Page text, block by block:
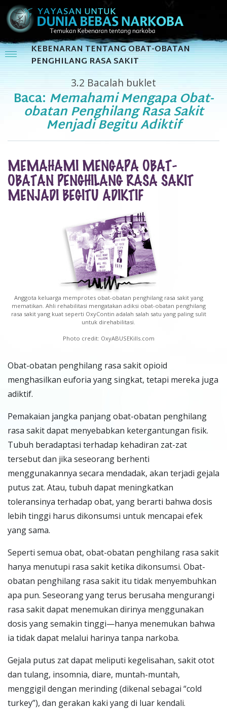
KEBENARAN TENTANG OBAT-OBATAN
PENGHILANG RASA SAKIT
3.2 Bacalah buklet
Baca: Memahami Mengapa Obat-
obatan Penghilang Rasa Sakit
Menjadi Begitu Adiktif
MEMAHAMI MENGAPA OBAT-
OBATAN PENGHILANG RASA SAKIT
MENJADI BEGITU ADIKTIF
Anggota keluarga memprotes obat-obatan penghilang rasa sakit yang
mematikan. Ahli rehabilitasi mengatakan adiksi obat-obatan penghilang
rasa sakit yang kuat seperti OxyContin adalah salah satu yang paling sulit
untuk direhabilitasi.
Photo credit: OxyABUSEKills.com
Obat-obatan penghilang rasa sakit opioid
menghasilkan euforia yang singkat, tetapi mereka juga
adiktif.
Pemakaian jangka panjang obat-obatan penghilang
rasa sakit dapat menyebabkan ketergantungan fisik.
Tubuh beradaptasi terhadap kehadiran zat-zat
tersebut dan jika seseorang berhenti
menggunakannya secara mendadak, akan terjadi gejala
putus zat. Atau, tubuh dapat meningkatkan
toleransinya terhadap obat, yang berarti bahwa dosis
lebih tinggi harus dikonsumsi untuk mencapai efek
yang sama.
Seperti semua obat, obat-obatan penghilang rasa sakit
hanya menutupi rasa sakit ketika dikonsumsi. Obat-
obatan penghilang rasa sakit itu tidak menyembuhkan
apa pun. Seseorang yang terus berusaha mengurangi
rasa sakit dapat menemukan dirinya menggunakan
dosis yang semakin tinggi—hanya menemukan bahwa
ia tidak dapat melalui harinya tanpa narkoba.
Gejala putus zat dapat meliputi kegelisahan, sakit otot
dan tulang, insomnia, diare, muntah-muntah,
menggigil dengan merinding (dikenal sebagai “cold
turkey”), dan gerakan kaki yang di luar kendali.